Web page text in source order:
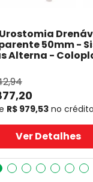
50mm -
Alterna -
,94
,20
R$ 979,53 no crédito
Ver Detalhes